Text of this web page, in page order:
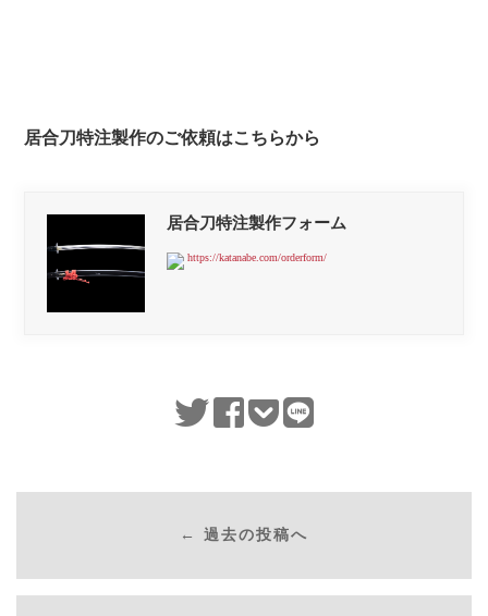
居合刀特注製作のご依頼はこちらから
居合刀特注製作フォーム
https://katanabe.com/orderform/
← 過去の投稿へ